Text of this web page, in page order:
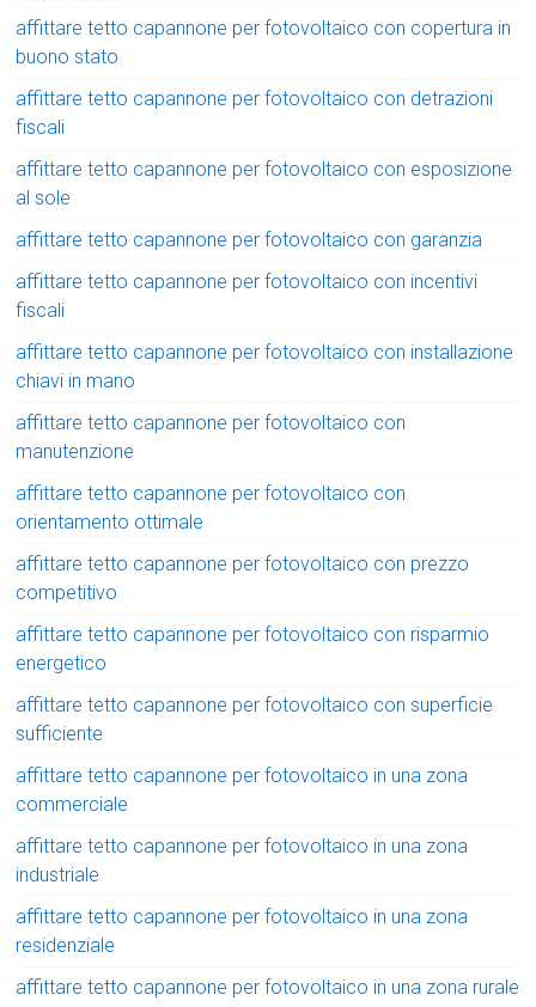
affittare tetto capannone per fotovoltaico con copertura in
buono stato
affittare tetto capannone per fotovoltaico con detrazioni
fiscali
affittare tetto capannone per fotovoltaico con esposizione
al sole
affittare tetto capannone per fotovoltaico con garanzia
affittare tetto capannone per fotovoltaico con incentivi
fiscali
affittare tetto capannone per fotovoltaico con installazione
chiavi in mano
affittare tetto capannone per fotovoltaico con
manutenzione
affittare tetto capannone per fotovoltaico con
orientamento ottimale
affittare tetto capannone per fotovoltaico con prezzo
competitivo
affittare tetto capannone per fotovoltaico con risparmio
energetico
affittare tetto capannone per fotovoltaico con superficie
sufficiente
affittare tetto capannone per fotovoltaico in una zona
commerciale
affittare tetto capannone per fotovoltaico in una zona
industriale
affittare tetto capannone per fotovoltaico in una zona
residenziale
affittare tetto capannone per fotovoltaico in una zona rurale